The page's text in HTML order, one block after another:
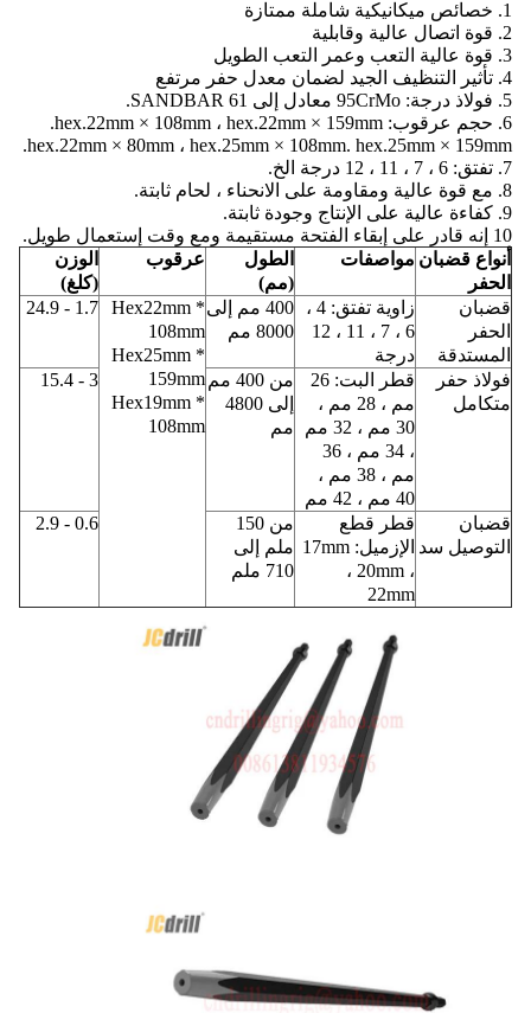
3. قوة عالية التعب وعمر التعب الطويل
4. تأثير التنظيف الجيد لضمان معدل حفر مرتفع
5. فولاذ درجة: 95CrMo معادل إلى SANDBAR 61.
6. حجم عرقوب: hex.22mm × 108mm ، hex.22mm × 159mm.
hex.22mm × 80mm ، hex.25mm × 108mm. hex.25mm × 159mm.
7. تفتق: 6 ، 7 ، 11 ، 12 درجة الخ.
8. مع قوة عالية ومقاومة على الانحناء ، لحام ثابتة.
9. كفاءة عالية على الإنتاج وجودة ثابتة.
10 إنه قادر على إبقاء الفتحة مستقيمة ومع وقت إستعمال طويل.
أنواع قضبان
الحفر
مواصفات
الطول
(مم)
عرقوب
الوزن
(كلغ)
قضبان
الحفر
المستدقة
زاوية تفتق: 4 ،
6 ، 7 ، 11 ، 12
درجة
400 مم إلى
8000 مم
Hex22mm *
108mm
Hex25mm *
159mm
Hex19mm *
108mm
1.7 - 24.9
فولاذ حفر
متكامل
قطر البت: 26
مم ، 28 مم ،
30 مم ، 32 مم
، 34 مم ، 36
مم ، 38 مم ،
40 مم ، 42 مم
من 400 مم
إلى 4800
مم
3 - 15.4
قضبان
التوصيل سد
قطر قطع
الإزميل: 17mm
، 20mm ،
22mm
من 150
ملم إلى
710 ملم
0.6 - 2.9